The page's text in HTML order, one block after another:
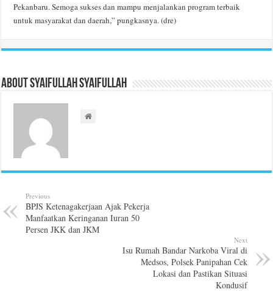
Pekanbaru. Semoga sukses dan mampu menjalankan program terbaik
untuk masyarakat dan daerah,” pungkasnya. (dre)
About Syaifullah Syaifullah
Previous
BPJS Ketenagakerjaan Ajak Pekerja
Manfaatkan Keringanan Iuran 50
Persen JKK dan JKM
Next
Isu Rumah Bandar Narkoba Viral di
Medsos, Polsek Panipahan Cek
Lokasi dan Pastikan Situasi
Kondusif